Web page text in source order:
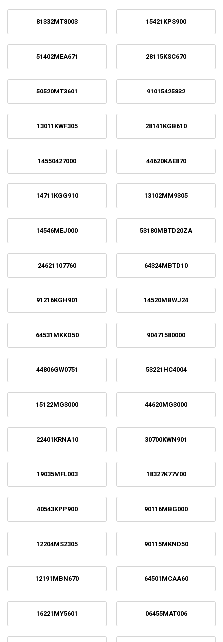
81332MT8003 15421KPS900
51402MEA671 28115KSC670
50520MT3601 91015425832
13011KWF305 28141KGB610
14550427000 44620KAE870
14711KGG910 13102MM9305
14546MEJ000 53180MBTD20ZA
24621107760 64324MBTD10
91216KGH901 14520MBWJ24
64531MKKD50 90471580000
44806GW0751 53221HC4004
15122MG3000 44620MG3000
22401KRNA10 30700KWN901
19035MFL003 18327K77V00
40543KPP900 90116MBG000
12204MS2305 90115MKND50
12191MBN670 64501MCAA60
16221MY5601 06455MAT006